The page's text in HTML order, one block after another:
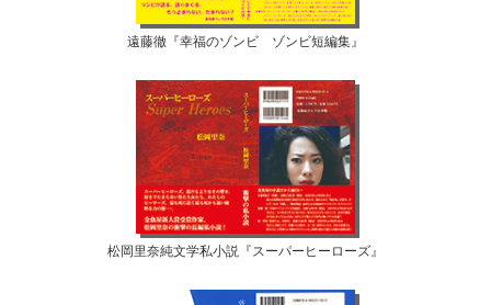
遠藤徹『幸福のゾンビ ゾンビ短編集』
松岡里奈純文学私小説『スーパーヒーローズ』